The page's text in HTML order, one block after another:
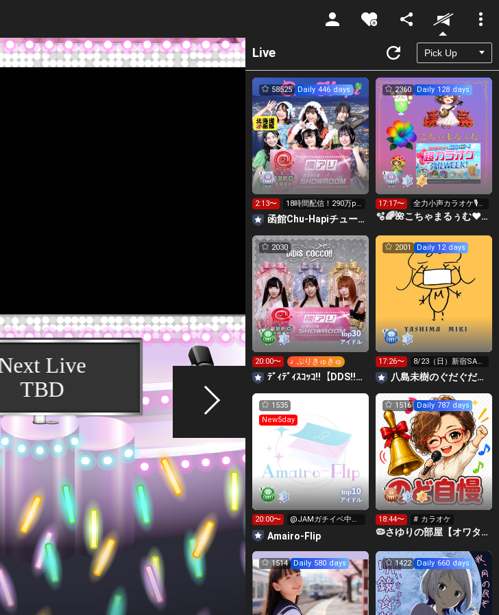
Unmute
Live
58525 Daily 446 days
2:13〜
18時間配信！290万pt
横アリへGO‼️
函館Chu-Hapiチューハピ🌈
2360 Daily 128 days
17:17〜
全力小声カラオケ🎙️1
wで333曲目標✨️🎶
🫧🌈🌺こちゃまるぅむ❤☀️🪕育児中️🪄7周年🫧
top30
アイドル
2030
20:00〜 ♪ ぷりきゅきゅ
ﾃﾞｨﾃﾞｨｽｺｯｺ!!【DDS!!】ガチイベ参加中‼️
2001 Daily 12 days
17:26〜
8/23（日）新宿SAC
T!来てください！ 八島未樹のぐだぐだ弾き語り
top10
アイドル
1535
New5day
20:00〜
@JAMガチイベ中❤️‍🔥
キラ星求む🥹🥹
Amairo-Flip
1516 Daily 787 days
18:44〜 # カラオケ
🦠さゆりの部屋【オワタ丸FC会員募集中❣️】埋もれた昭和歌謡
1514 Daily 580 days 1422 Daily 660 days